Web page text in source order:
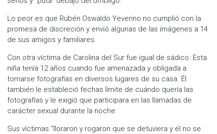
Lo peor es que Rubén Oswaldo Yeverino no cumplió con la
promesa de discreción y envió algunas de las imágenes a 14
de sus amigos y familiares.
Con otra víctima de Carolina del Sur fue igual de sádico. Esta
niña tenía 12 años cuando fue amenazada y obligada a
tomarse fotografías en diversos lugares de su casa. Él
también le estableció fechas límite de cuándo quería las
fotografías y le exigió que participara en las llamadas de
carácter sexual durante la noche.
Sus víctimas “lloraron y rogaron que se detuviera y él no se